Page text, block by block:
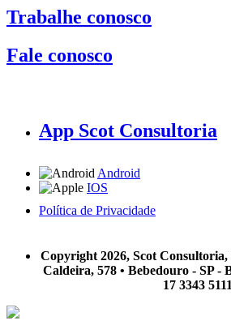
Trabalhe conosco
Fale conosco
App Scot Consultoria
Android
IOS
Política de Privacidade
Copyright 2026, Scot
Caldeira, 578 • Bebedouro - SP -
17 3343 5111